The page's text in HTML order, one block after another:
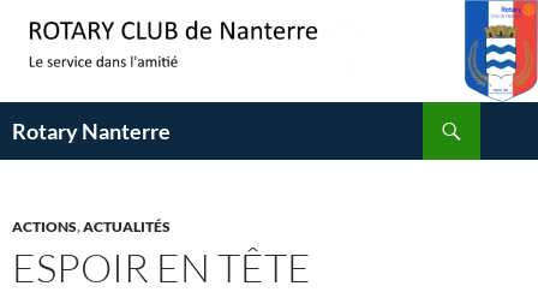
contenu
Rotary Nanterre
ACTIONS,ACTUALITÉS
ESPOIR EN TÊTE